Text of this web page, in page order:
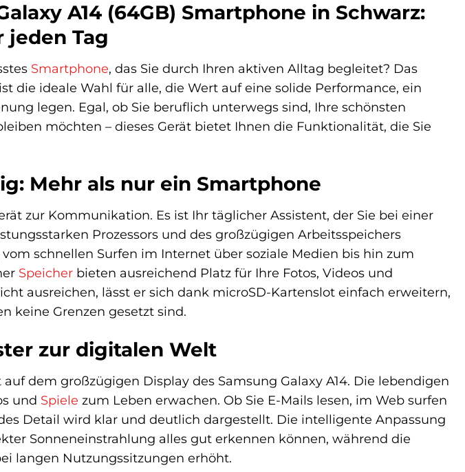
A14 (64GB) Smartphone in Schwarz:
jeden Tag
Smartphone, das Sie durch Ihren aktiven Alltag begleitet? Das
die ideale Wahl für alle, die Wert auf eine solide Performance, ein
legen. Egal, ob Sie beruflich unterwegs sind, Ihre schönsten
möchten – dieses Gerät bietet Ihnen die Funktionalität, die Sie
Mehr als nur ein Smartphone
zur Kommunikation. Es ist Ihr täglicher Assistent, der Sie bei einer
Prozessors und des großzügigen Arbeitsspeichers
schnellen Surfen im Internet über soziale Medien bis hin zum
Speicher bieten ausreichend Platz für Ihre Fotos, Videos und
ausreichen, lässt er sich dank microSD-Kartenslot einfach erweitern,
keine Grenzen gesetzt sind.
zur digitalen Welt
dem großzügigen Display des Samsung Galaxy A14. Die lebendigen
und Spiele zum Leben erwachen. Ob Sie E-Mails lesen, im Web surfen
Detail wird klar und deutlich dargestellt. Die intelligente Anpassung
Sonneneinstrahlung alles gut erkennen können, während die
langen Nutzungssitzungen erhöht.